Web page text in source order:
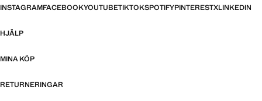
INSTAGRAMFACEBOOKYOUTUBETIKTOKSPOTIFYPINTERESTXLINKEDIN
HJÄLP
MINA KÖP
RETURNERINGAR